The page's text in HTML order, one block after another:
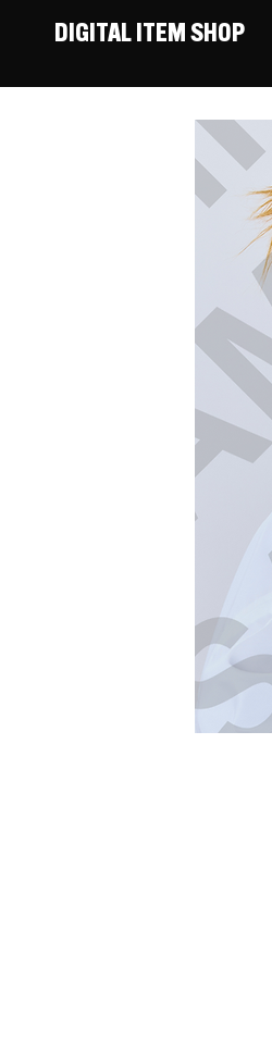
DIGITAL ITEM SHOP